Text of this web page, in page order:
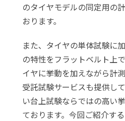
のタイヤモデルの同定用の
おります。
また、タイヤの単体試験に
の特性をフラットベルト上
イヤに挙動を加えながら計
受託試験サービスも提供し
い台上試験ならではの高い
ております。今回ご紹介す